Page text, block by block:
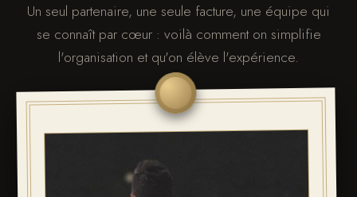
Un seul partenaire, une seule facture, une équipe qui
se connaît par cœur : voilà comment on simplifie
l'organisation et qu'on élève l'expérience.